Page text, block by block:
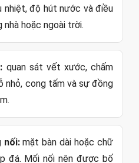
nhiệt, độ hút nước và điều
nhà hoặc ngoài trời.
quan sát vết xước, chấm
nhỏ, cong tấm và sự đồng
nối:mặt bàn dài hoặc chữ
đá. Mối nối nên được bố